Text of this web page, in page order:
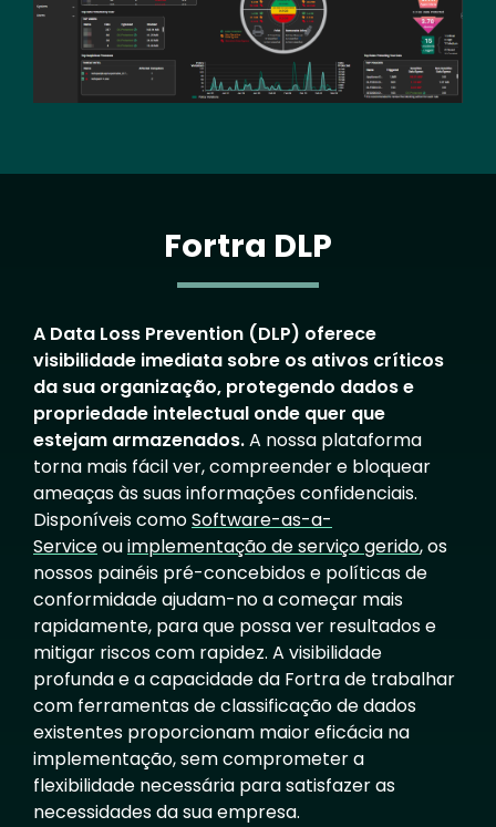
Fortra DLP
A Data Loss Prevention (DLP) oferece
visibilidade imediata sobre os ativos críticos
da sua organização, protegendo dados e
propriedade intelectual onde quer que
estejam armazenados.A nossa plataforma
torna mais fácil ver, compreender e bloquear
ameaças às suas informações confidenciais.
Disponíveis comoSoftware-as-a-
Serviceouimplementação de serviço gerido, os
nossos painéis pré-concebidos e políticas de
conformidade ajudam-no a começar mais
rapidamente, para que possa ver resultados e
mitigar riscos com rapidez. A visibilidade
profunda e a capacidade da Fortra de trabalhar
com ferramentas de classificação de dados
existentes proporcionam maior eficácia na
implementação, sem comprometer a
flexibilidade necessária para satisfazer as
necessidades da sua empresa.